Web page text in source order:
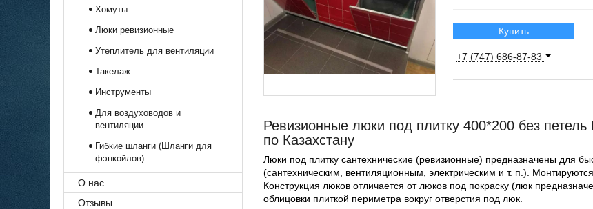
Купить
+7 (747) 686-87-83
Ревизионные люки под плитку 400*200 без
по Казахстану
Люки под плитку сантехнические (ревизионные) предназначены для
(сантехническим, вентиляционным, электрическим и т. п.).
Конструкция люков отличается от люков под покраску (люк
облицовки плиткой периметра вокруг отверстия под люк.
Хомуты
Люки ревизионные
Утеплитель для вентиляции
Такелаж
Инструменты
Для воздуховодов и
вентиляции
Гибкие шланги (Шланги для
фэнкойлов)
О нас
Отзывы